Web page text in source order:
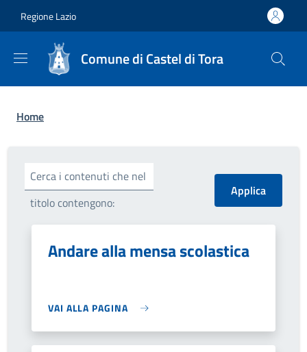
Regione Lazio
Comune di Castel di Tora
Briciole di pane
Home
Cerca i contenuti che nel
titolo contengono:
Andare alla mensa scolastica
VAI ALLA PAGINA